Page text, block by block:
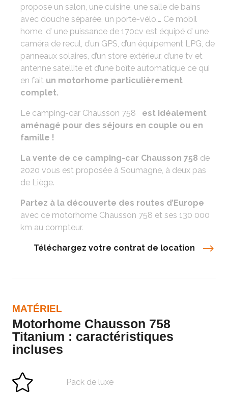
propose un salon, une cuisine, une salle de bains
avec douche séparée, un porte-vélo,… Ce mobil
home, d’ une puissance de 170cv est équipé d’ une
caméra de recul, d’un GPS, d’un équipement LPG, de
panneaux solaires, d’un store extérieur, d’une tv et
antenne satellite et d’une boîte automatique ce qui
en fait un motorhome particulièrement
complet.
Le camping-car Chausson 758
est idéalement
aménagé pour des séjours en couple ou en
famille !
La vente de ce camping-car Chausson 758 de
2020 vous est proposée à Soumagne, à deux pas
de Liège.
Partez à la découverte des routes d’Europe
avec ce motorhome Chausson 758 et ses 130 000
km au compteur.
Téléchargez votre contrat de location
MATÉRIEL
Motorhome Chausson 758
Titanium : caractéristiques
incluses
Pack de luxe